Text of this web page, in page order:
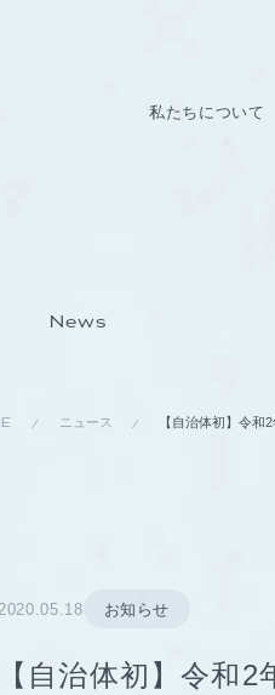
私たちについて
News
ニュース 【自治体初】令
2020.05.18 お知らせ
【自治体初】令和